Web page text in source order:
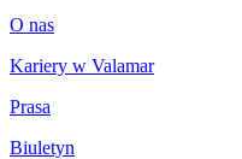
O nas
Kariery w Valamar
Prasa
Biuletyn